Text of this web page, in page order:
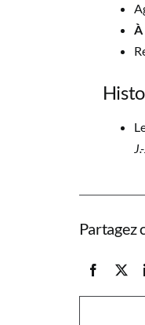
À
Partagez